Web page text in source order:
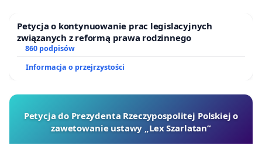
Petycja o kontynuowanie prac legislacyjnych
związanych z reformą prawa rodzinnego
860 podpisów
Informacja o przejrzystości
Petycja do Prezydenta Rzeczypospolitej Polskiej o
zawetowanie ustawy „Lex Szarlatan”